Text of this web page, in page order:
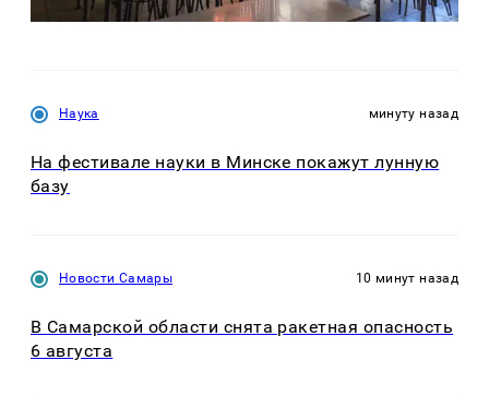
Наука минуту назад
На фестивале науки в Минске покажут лунную
базу
Новости Самары 10 минут назад
В Самарской области снята ракетная опасность
6 августа